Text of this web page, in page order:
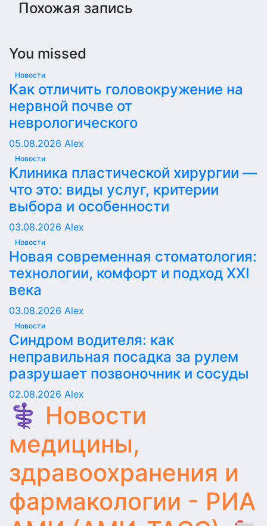
Похожая запись
You missed
Новости
Как отличить головокружение на
нервной почве от
неврологического
05.08.2026 Alex
Новости
Клиника пластической хирургии —
что это: виды услуг, критерии
выбора и особенности
03.08.2026 Alex
Новости
Новая современная стоматология:
технологии, комфорт и подход XXI
века
03.08.2026 Alex
Новости
Синдром водителя: как
неправильная посадка за рулем
разрушает позвоночник и сосуды
02.08.2026 Alex
⚕️ Новости
медицины,
здравоохранения и
фармакологии - РИА